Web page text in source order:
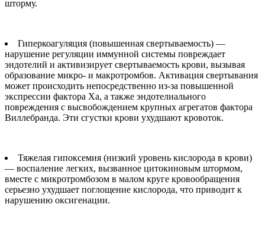
шторму.
Гиперкоагуляция (повышенная свертываемость) —
нарушение регуляции иммунной системы повреждает
эндотелий и активизирует свертываемость крови, вызывая
образование микро- и макротромбов. Активация свертывания
может происходить непосредственно из-за повышенной
экспрессии фактора Ха, а также эндотелиального
повреждения с высвобождением крупных агрегатов фактора
Виллебранда. Эти сгустки крови ухудшают кровоток.
Тяжелая гипоксемия (низкий уровень кислорода в крови)
— воспаление легких, вызванное цитокиновым штормом,
вместе с микротромбозом в малом круге кровообращения
серьезно ухудшает поглощение кислорода, что приводит к
нарушению оксигенации.